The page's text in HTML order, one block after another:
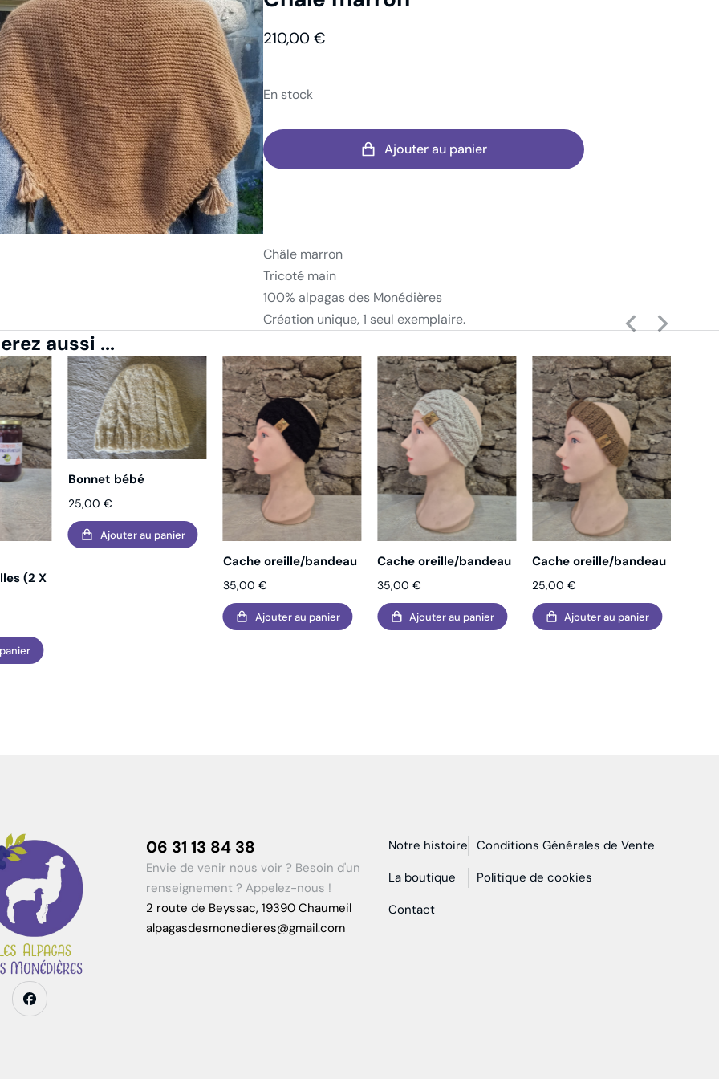
Châle Châle marron
210,00 €
En stock
Ajouter au panier
Châle marron
Tricoté main
100% alpagas des Monédières
Création unique, 1 seul exemplaire.
aussi ...
(2 X
Bonnet bébé
25,00 €
Ajouter au panier
Cache oreille/bandeau
35,00 €
Ajouter au panier
Cache oreille/bandeau
35,00€
Ajouter au panier
Cache oreille/bandeau
25,00€
Ajouter au panier
06 31 13 84 38
Envie de venir nous voir ? Besoin d'un
renseignement ? Appelez-nous !
2 route de Beyssac, 19390 Chaumeil
alpagasdesmonedieres@gmail.com
Notre histoire
La boutique
Contact
Conditions Générales de Vente
Politique de cookies